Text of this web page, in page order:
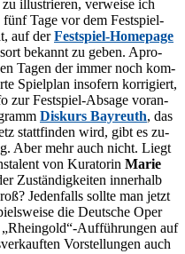
il­lus­trie­ren, ver­wei­se ich
fünf Tage vor dem Fest­spiel­
auf derFest­spiel-Home­page
be­kannt zu ge­ben. Apro­
Ta­gen der im­mer noch kom­
Spiel­plan in­so­fern kor­ri­giert,
zur Fest­spiel-Ab­sa­ge vor­an­
Dis­kurs Bay­reuth, das
statt­fin­den wird, gibt es zu­
Aber mehr auch nicht. Liegt
von Ku­ra­to­rin Ma­rie
Zu­stän­dig­kei­ten in­ner­halb
Je­den­falls soll­te man jetzt
die Deut­sche Oper
Aufführungen auf
Vor­stel­lun­gen auch